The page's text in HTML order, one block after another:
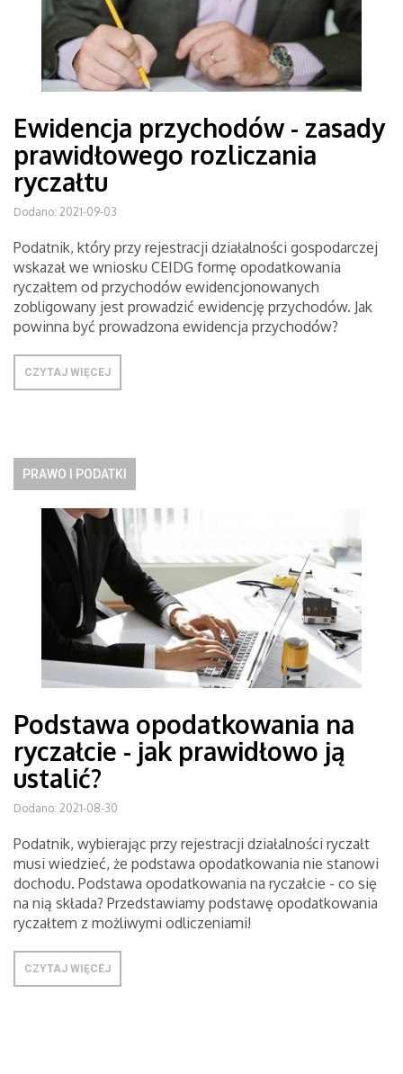
Ewidencja przychodów - zasady
prawidłowego rozliczania
ryczałtu
Dodano: 2021-09-03
Podatnik, który przy rejestracji działalności gospodarczej
wskazał we wniosku CEIDG formę opodatkowania
ryczałtem od przychodów ewidencjonowanych
zobligowany jest prowadzić ewidencję przychodów. Jak
powinna być prowadzona ewidencja przychodów?
CZYTAJ WIĘCEJ
PRAWO I PODATKI
Podstawa opodatkowania na
ryczałcie - jak prawidłowo ją
ustalić?
Dodano: 2021-08-30
Podatnik, wybierając przy rejestracji działalności ryczałt
musi wiedzieć, że podstawa opodatkowania nie stanowi
dochodu. Podstawa opodatkowania na ryczałcie - co się
na nią składa? Przedstawiamy podstawę opodatkowania
ryczałtem z możliwymi odliczeniami!
CZYTAJ WIĘCEJ